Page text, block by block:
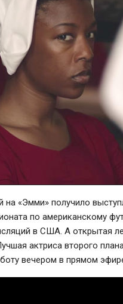
«Эмми» получило
по американскому
в США. А открытая
актриса второго
вечером в прямом